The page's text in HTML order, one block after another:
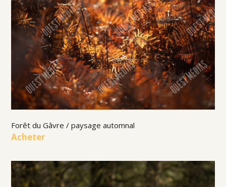
Forêt du Gâvre / paysage automnal
Acheter